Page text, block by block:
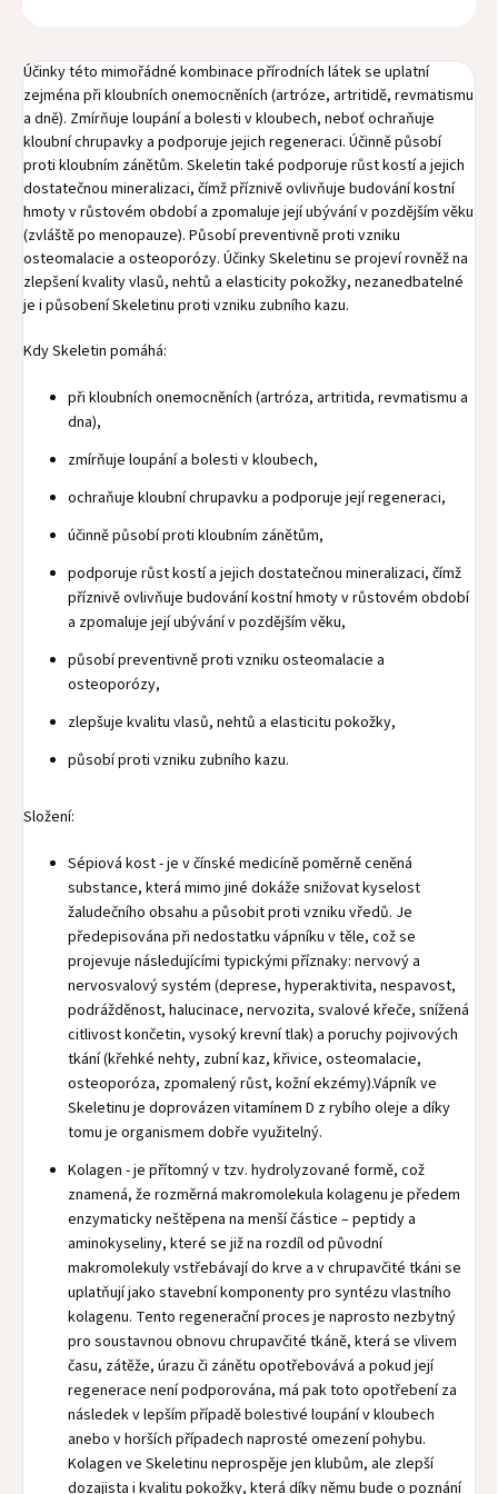
Účinky této mimořádné kombinace přírodních látek se uplatní
zejména při kloubních onemocněních (artróze, artritidě, revmatismu
a dně). Zmírňuje loupání a bolesti v kloubech, neboť ochraňuje
kloubní chrupavky a podporuje jejich regeneraci. Účinně působí
proti kloubním zánětům. Skeletin také podporuje růst kostí a jejich
dostatečnou mineralizaci, čímž příznivě ovlivňuje budování kostní
hmoty v růstovém období a zpomaluje její ubývání v pozdějším věku
(zvláště po menopauze). Působí preventivně proti vzniku
osteomalacie a osteoporózy. Účinky Skeletinu se projeví rovněž na
zlepšení kvality vlasů, nehtů a elasticity pokožky, nezanedbatelné
je i působení Skeletinu proti vzniku zubního kazu.
Kdy Skeletin pomáhá:
při kloubních onemocněních (artróza, artritida, revmatismu a
dna),
zmírňuje loupání a bolesti v kloubech,
ochraňuje kloubní chrupavku a podporuje její regeneraci,
účinně působí proti kloubním zánětům,
podporuje růst kostí a jejich dostatečnou mineralizaci, čímž
příznivě ovlivňuje budování kostní hmoty v růstovém období
a zpomaluje její ubývání v pozdějším věku,
působí preventivně proti vzniku osteomalacie a
osteoporózy,
zlepšuje kvalitu vlasů, nehtů a elasticitu pokožky,
působí proti vzniku zubního kazu.
Složení:
Sépiová kost - je v čínské medicíně poměrně ceněná
substance, která mimo jiné dokáže snižovat kyselost
žaludečního obsahu a působit proti vzniku vředů. Je
předepisována při nedostatku vápníku v těle, což se
projevuje následujícími typickými příznaky: nervový a
nervosvalový systém (deprese, hyperaktivita, nespavost,
podrážděnost, halucinace, nervozita, svalové křeče, snížená
citlivost končetin, vysoký krevní tlak) a poruchy pojivových
tkání (křehké nehty, zubní kaz, křivice, osteomalacie,
osteoporóza, zpomalený růst, kožní ekzémy).Vápník ve
Skeletinu je doprovázen vitamínem D z rybího oleje a díky
tomu je organismem dobře využitelný.
Kolagen - je přítomný v tzv. hydrolyzované formě, což
znamená, že rozměrná makromolekula kolagenu je předem
enzymaticky neštěpena na menší částice – peptidy a
aminokyseliny, které se již na rozdíl od původní
makromolekuly vstřebávají do krve a v chrupavčité tkáni se
uplatňují jako stavební komponenty pro syntézu vlastního
kolagenu. Tento regenerační proces je naprosto nezbytný
pro soustavnou obnovu chrupavčité tkáně, která se vlivem
času, zátěže, úrazu či zánětu opotřebovává a pokud její
regenerace není podporována, má pak toto opotřebení za
následek v lepším případě bolestivé loupání v kloubech
anebo v horších případech naprosté omezení pohybu.
Kolagen ve Skeletinu neprospěje jen klubům, ale zlepší
dozajista i kvalitu pokožky, která díky němu bude o poznání